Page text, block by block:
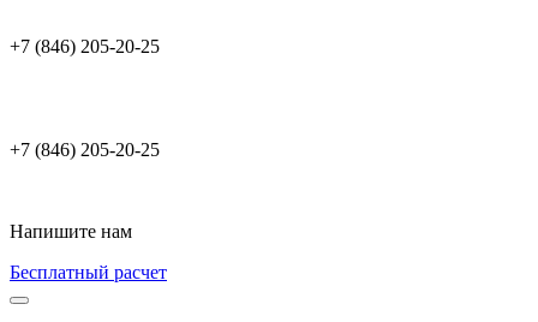
+7 (846) 205-20-25
+7 (846) 205-20-25
Напишите нам
Бесплатный расчет